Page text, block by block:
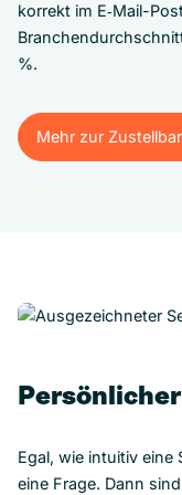
korrekt im E‑Mail-
%.
Mehr zur
Mehr zur
Egal, wie intuitiv eine
eine Frage. Dann